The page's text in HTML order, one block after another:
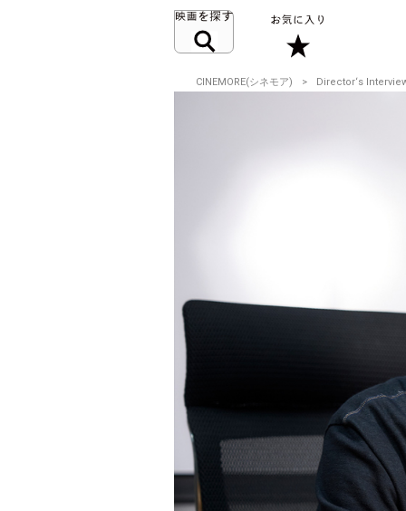
CINEMORE(シネモア) Director‘s